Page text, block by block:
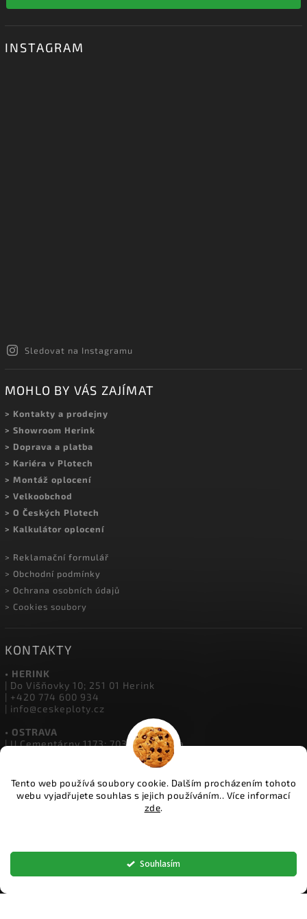
Tento web používá soubory cookie. Dalším procházením tohoto
webu vyjadřujete souhlas s jejich používáním.. Více informací
zde.
Souhlasím
INSTAGRAM
Sledovat na Instagramu
MOHLO BY VÁS ZAJÍMAT
> Kontakty a prodejny
> Showroom Herink
> Doprava a platba
> Kariéra v Plotech
> Montáž oplocení
> Velkoobchod
> O Českých Plotech
> Kalkulátor oplocení
> Reklamační formulář
> Obchodní podmínky
> Ochrana osobních údajů
> Cookies soubory
KONTAKTY
• HERINK
| Do Višňovky 10; 251 01 Herink
| +420 774 600 934
| info@ceskeploty.cz
• OSTRAVA
| U Cementárny 1173; 703 00 Ostrava
• ŽIDNĚVES
| Židněves 67; 294 06 Židněves
ČESKÉ PLOTY. Všechna práva vyhrazena.
Upravit nastavení cookies